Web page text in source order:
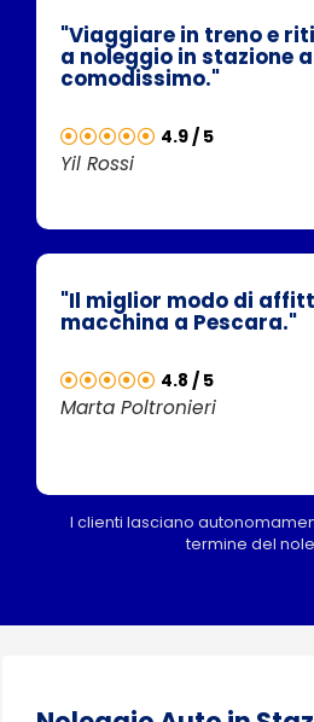
"Viaggiare in treno e
a noleggio in stazione
comodissimo."
4.9 / 5
Yil Rossi
"Il miglior modo di
macchina a Pescara."
4.8 / 5
Marta Poltronieri
I clienti lasciano
termine del